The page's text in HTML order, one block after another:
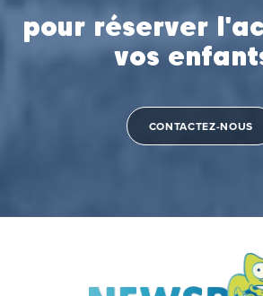
pour réserver
vos
CONTACTEZ-NOUS